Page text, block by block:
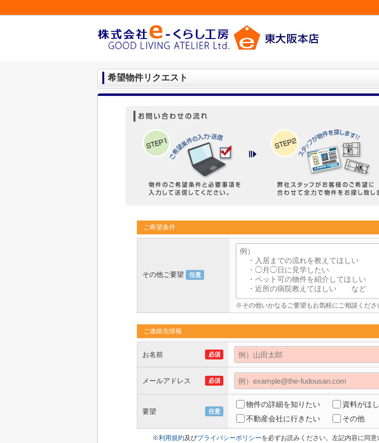
希望物件リクエスト
ご希望条件
その他ご要望 任意
※その他いかなるご要望もお気軽にご相談くださ
ご連絡先情報
お名前 必須
メールアドレス 必須
要望 任意
物件の詳細を知りたい 資料がほ
不動産会社に行きたい
その他
※利用規約及びプライバシーポリシーを必ずお読みください。左記内容に同